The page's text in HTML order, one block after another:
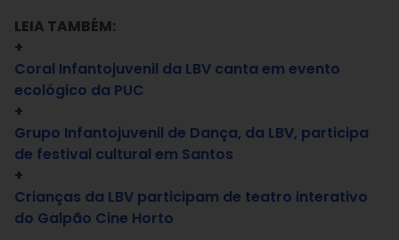
LEIA TAMBÉM:
+
Coral Infantojuvenil da LBV canta em evento
ecológico da PUC
+
Grupo Infantojuvenil de Dança, da LBV, participa
de festival cultural em Santos
+
Crianças da LBV participam de teatro interativo
do Galpão Cine Horto